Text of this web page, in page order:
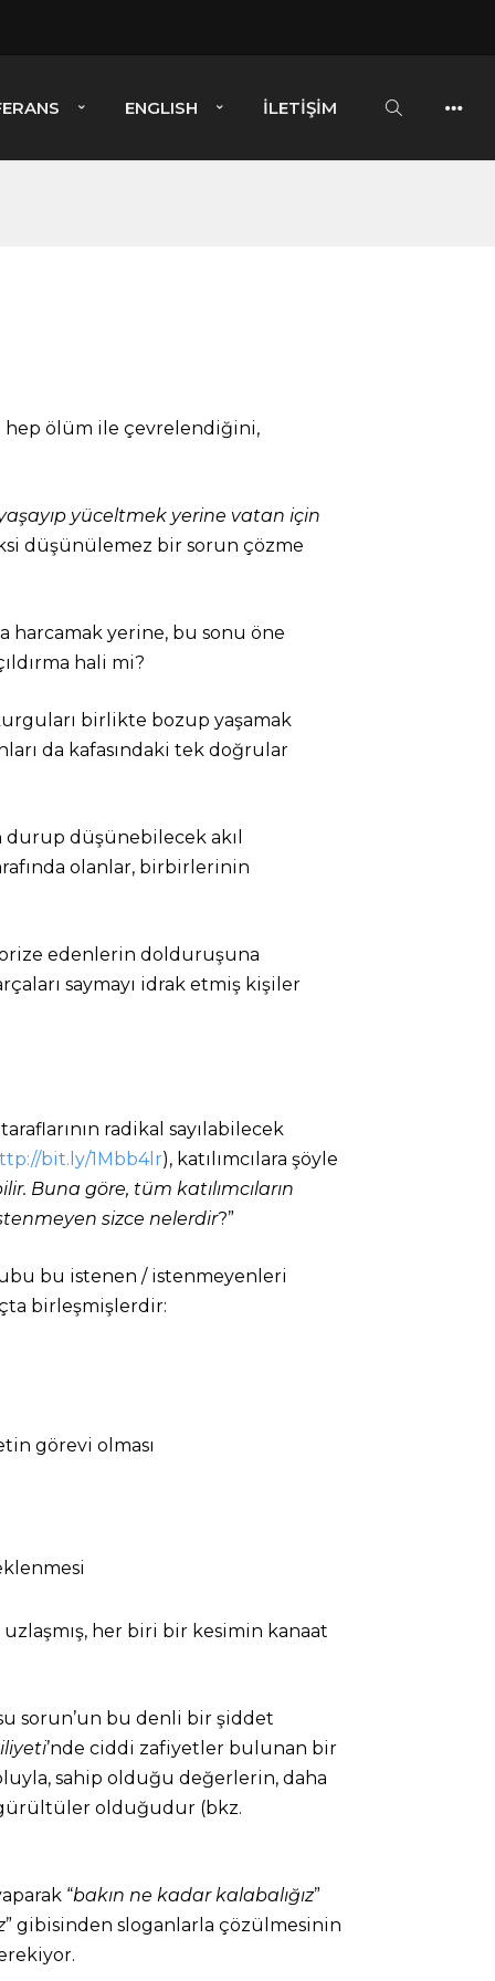
ENGLISH İLETIŞIM
hep ölüm ile çevrelendiğini,
yüceltmek yerine vatan için
düşünülemez bir sorun çözme
harcamak yerine, bu sonu öne
hali mi?
birlikte bozup yaşamak
da kafasındaki tek doğrular
düşünebilecek akıl
olanlar, birbirlerinin
edenlerin dolduruşuna
saymayı idrak etmiş kişiler
radikal sayılabilecek
bit.ly/1Mbb4lr), katılımcılara şöyle
Buna göre, tüm katılımcıların
sizce nelerdir?”
bu istenen / istenmeyenleri
birleşmişlerdir:
görevi olması
her biri bir kesimin kanaat
sorun’un bu denli bir şiddet
’nde ciddi zafiyetler bulunan bir
sahip olduğu değerlerin, daha
gürültüler olduğudur (bkz.
“bakın ne kadar kalabalığız”
” gibisinden sloganlarla çözülmesinin